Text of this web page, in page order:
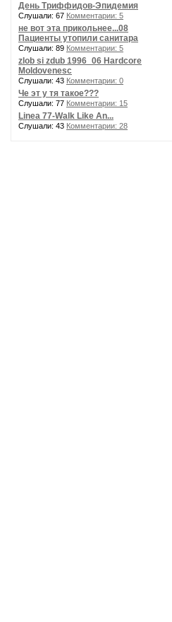
День Триффидов-Эпидемия
Слушали: 67 Комментарии: 5
не вот эта прикольнее...08
Пациенты утопили санитара
Слушали: 89 Комментарии: 5
zlob si zdub 1996_06 Hardcore
Moldovenesc
Слушали: 43 Комментарии: 0
Че эт у тя такое???
Слушали: 77 Комментарии: 15
Linea 77-Walk Like An...
Слушали: 43 Комментарии: 28